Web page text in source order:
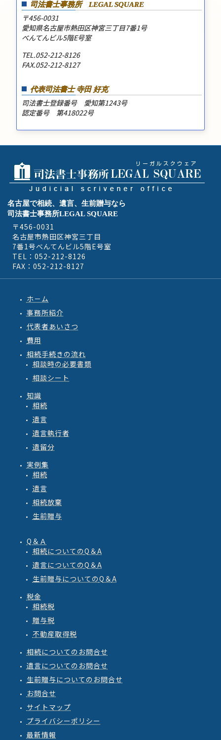
司法書士事務所 LEGAL SQUARE
〒456-0031
愛知県名古屋市熱田区神宮三丁目7番1号
べんてんビル5階E号室
TEL.052-212-8126
FAX.052-212-8127
代表司法書士 寺田 好克
司法書士登録番号 愛知第1243号
認定番号 第418022号
名古屋で相続、遺言、生前贈与なら
司法書士事務所LEGAL SQUARE
〒456-0031
名古屋市熱田区神宮三丁目
7番1号べんてんビル5階E号室
TEL：052-212-8126
FAX：052-212-8127
ホ－ム
事務所紹介
代表者あいさつ
費用
相続手続きの流れ
相談時の必要書類
相談シート
知識
相続
遺言
遺言執行者
遺留分
実例集
相続
遺言
相続放棄
生前贈与
Q＆Ａ
相続についてのQ ＆A
遺言についてのQ ＆A
生前贈与についてのQ ＆A
税金
相続税
贈与税
不動産取得税
相続についてのお問合せ
遺言についてのお問合せ
生前贈与についてのお問合せ
お問合せ
サイトマップ
プライバシーポリシー
最新情報